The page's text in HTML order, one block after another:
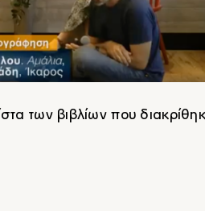
των βιβλίων που